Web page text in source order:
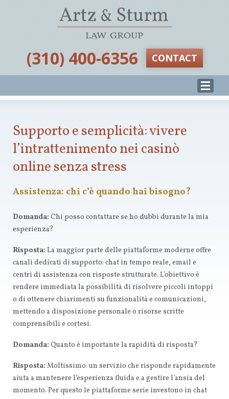
‪(310) 400-6356‬ CONTACT
Supporto e semplicità: vivere
l’intrattenimento nei casinò
online senza stress
Assistenza: chi c’è quando hai bisogno?
Domanda: Chi posso contattare se ho dubbi durante la mia
esperienza?
Risposta: La maggior parte delle piattaforme moderne offre
canali dedicati di supporto: chat in tempo reale, email e
centri di assistenza con risposte strutturate. L’obiettivo è
rendere immediata la possibilità di risolvere piccoli intoppi
o di ottenere chiarimenti su funzionalità e comunicazioni,
mettendo a disposizione personale o risorse scritte
comprensibili e cortesi.
Domanda: Quanto è importante la rapidità di risposta?
Risposta: Moltissimo: un servizio che risponde rapidamente
aiuta a mantenere l’esperienza fluida e a gestire l’ansia del
momento. Per questo le piattaforme serie investono in chat